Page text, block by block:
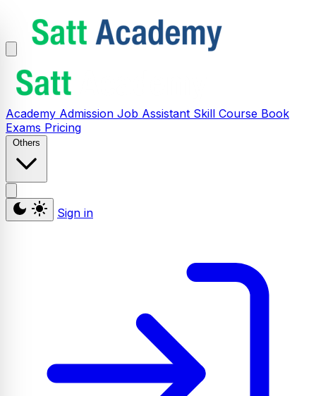
Academy Admission Job Assistant Skill Course Book
Exams Pricing
Others
Sign in